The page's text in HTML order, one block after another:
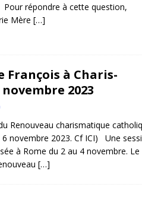
répondre à cette question,
Mère […]
François à Charis-
2023
Renouveau charismatique
novembre 2023. Cf ICI) Une
à Rome du 2 au 4 novembre. Le
[…]